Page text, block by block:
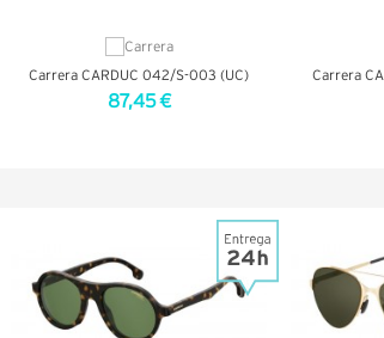
Carrera CARDUC 042/S-003 (UC)
87,45 €
Carrera